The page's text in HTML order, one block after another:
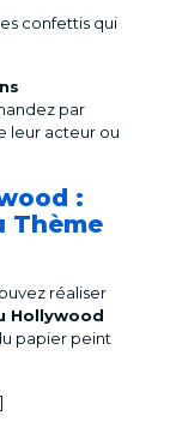
confettis qui
par
leur acteur ou
:
Thème
réaliser
Hollywood
papier peint